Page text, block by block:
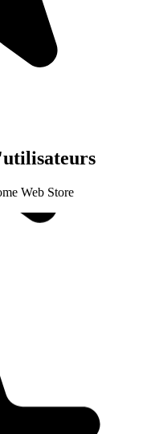
Web Store
with the team, and the